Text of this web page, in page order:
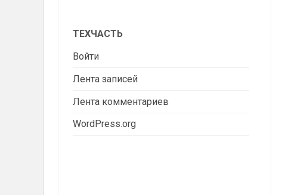
ТЕХЧАСТЬ
Войти
Лента записей
Лента комментариев
WordPress.org